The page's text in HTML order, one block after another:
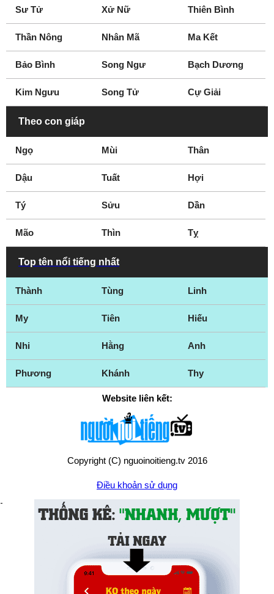
Sư Tử Xử Nữ Thiên Bình
Thần Nông Nhân Mã Ma Kết
Bảo Bình Song Ngư Bạch Dương
Kim Ngưu Song Tử Cự Giải
Theo con giáp
Ngọ Mùi Thân
Dậu Tuất Hợi
Tý Sửu Dần
Mão Thìn Tỵ
Top tên nổi tiếng nhất
Thành Tùng Linh
My Tiên Hiếu
Nhi Hằng Anh
Phương Khánh Thy
Website liên kết:
Copyright (C) nguoinoitieng.tv 2016
Điều khoản sử dụng
Chính sách quyền riêng tư
mail.nguoinoitieng.tv@gmail.com